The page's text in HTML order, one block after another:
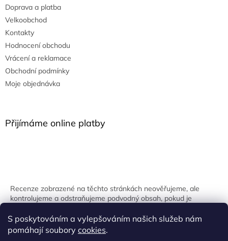
S poskytováním a vylepšováním našich služeb nám
pomáhají soubory cookies.
Doprava a platba
Velkoobchod
Kontakty
Hodnocení obchodu
Vrácení a reklamace
Obchodní podmínky
Moje objednávka
Přijímáme online platby
Recenze zobrazené na těchto stránkách neověřujeme, ale
kontrolujeme a odstraňujeme podvodný obsah, pokud je